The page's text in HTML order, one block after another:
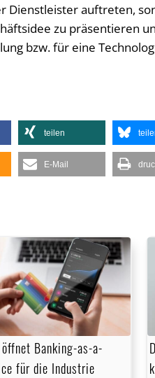
Dienstleister auftreten,
zu präsentieren
bzw. für eine
teilen
E-Mail
öffnet Banking-as-a-
für die Industrie